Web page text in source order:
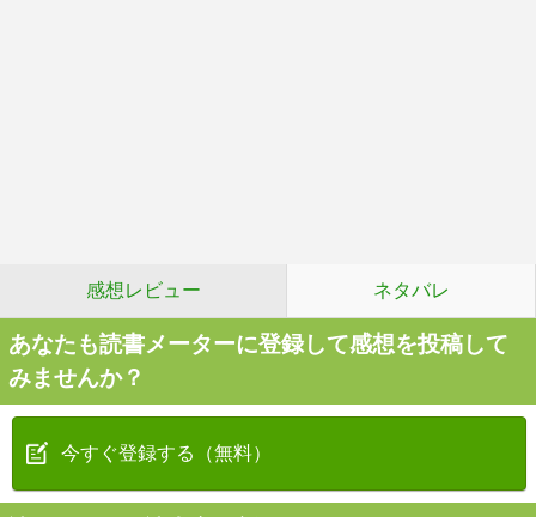
感想レビュー ネタバレ
あなたも読書メーターに登録して感想を投稿して
みませんか？
今すぐ登録する（無料）